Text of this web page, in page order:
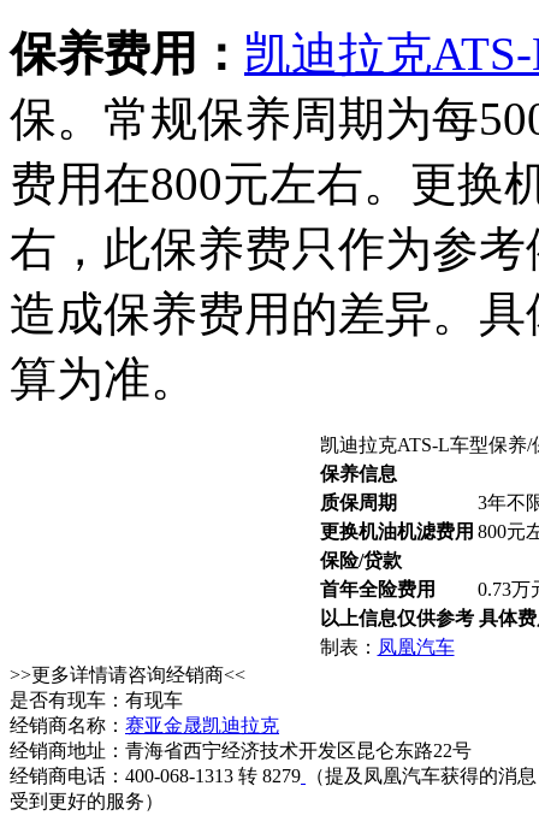
保养费用： 凯迪拉克
保。常规保养周期为每
费用在800元左右。更换
右，此保养费只作为参
造成保养费用的差异。
算为准。
凯迪拉克ATS-L车型保养/
保养信息
质保周期
3年不
更换机油机滤费用 800元
保险/贷款
首年全险费用
0.73万
以上信息仅供参考 具体
制表： 凤凰汽车
>>更多详情请咨询经销商<<
是否有现车：有现车
经销商名称： 赛亚金晟凯迪拉克
经销商地址：青海省西宁经济技术开发区昆仑东路22号
经销商电话：400-068-1313 转 8279
（提及凤凰汽车获得的消
受到更好的服务）